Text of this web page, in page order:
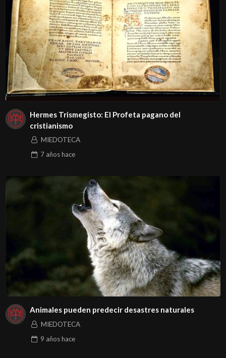
Hermes Trismegisto: El Profeta pagano del
cristianismo
MIEDOTECA
7 añoshace
Animales pueden predecir desastres naturales
MIEDOTECA
9 añoshace